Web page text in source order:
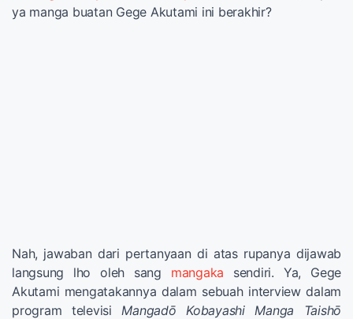
ya manga buatan Gege Akutami ini berakhir?
Nah, jawaban dari pertanyaan di atas rupanya dijawab
langsung lho oleh sang mangaka sendiri. Ya, Gege
Akutami mengatakannya dalam sebuah interview dalam
program televisi Mangadō Kobayashi Manga Taishō